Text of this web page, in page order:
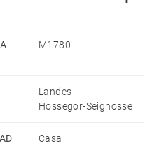
M1780
Landes
Hossegor-Seignosse
Casa